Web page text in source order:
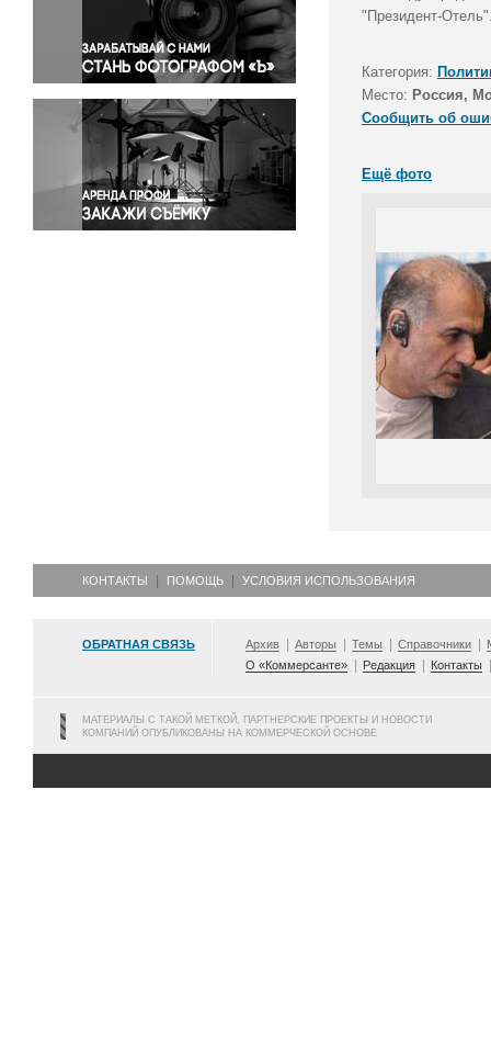
Правосудие
Происшествия и конфликты
Религия
Светская жизнь
Спорт
Экология
Экономика и бизнес
"Президент-
Категория:
Место: Россия,
Сообщить об
Ещё фото
КОНТАКТЫ ПОМОЩЬ УСЛОВИЯ ИСПОЛЬЗОВАНИЯ
ОБРАТНАЯ СВЯЗЬ Архив Авторы Темы Справочники
О «Коммерсанте»
Редакция Контакты
МАТЕРИАЛЫ С ТАКОЙ МЕТКОЙ, ПАРТНЕРСКИЕ ПРОЕКТЫ И НОВОСТИ
КОМПАНИЙ ОПУБЛИКОВАНЫ НА КОММЕРЧЕСКОЙ ОСНОВЕ